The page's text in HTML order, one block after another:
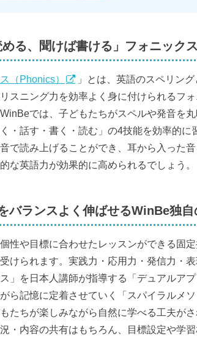
める、聞けば書ける」フォニック
（Phonics）
」とは、英語のスペリン
スニング力を効率よく身に付けられるフ
では、子どもたちがスペルや発音を
・話す・書く・読む」の4技能を効率的
で読み上げることができ、耳から入った
な英語力が効果的に高められるでしょう。
バランスよく伸ばせるWinBe独自
性や目標に合わせたレッスンができる固
けられます。実践力・応用力・発信力・
ス」を日本人講師が指導する「デュアル
ら記憶に定着させていく「スパイラルメ
たちが楽しみながら自然に学べる工夫が
・内容の共有はもちろん、目標設定や学習